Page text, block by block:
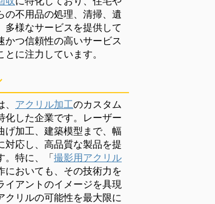
の不用品の処理、清掃、遺
多様なサービスを提供して
かつ信頼性の高いサービス
とに注力しています。
アクリル加工のカスタム
化した企業です。レーザー
げ加工、建築模型まで、幅
対応し、高品質な製品を提
。特に、「撮影用アクリル
においても、その技術力を
イアントのイメージを具現
クリルの可能性を最大限に